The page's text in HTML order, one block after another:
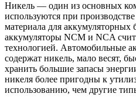
Никель — один из основных
используются при
материала для
аккумуляторы NCM и NCA
технологией. Автомобильные
содержат никель, мало весят,
хранить большие запасы
никеля более пригодны к
использованию, чем другие